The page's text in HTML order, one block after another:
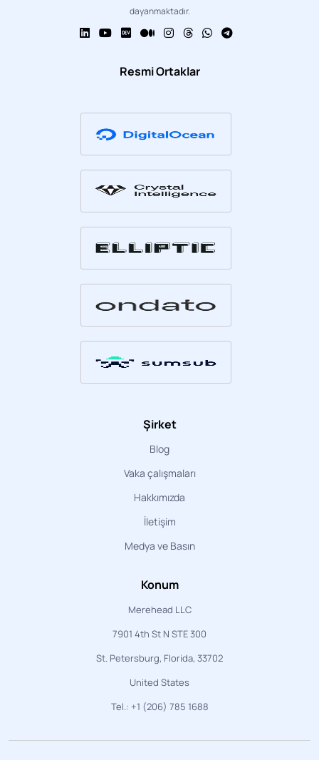
dayanmaktadır.
Resmi Ortaklar
Şirket
Blog
Vaka çalışmaları
Hakkımızda
İletişim
Medya ve Basın
Konum
Merehead LLC
7901 4th St N STE 300
St. Petersburg, Florida, 33702
United States
Tel.: +1 (206) 785 1688